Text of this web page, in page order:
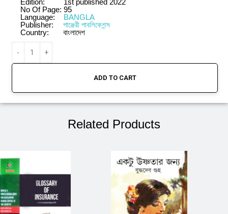
Edition:
1st published 2022
No Of Page: 95
Language:
BANGLA
Publisher:
পাঞ্জেরী পাবলিকেশন্স
Country:
বাংলাদেশ
ADD TO CART
Related Products